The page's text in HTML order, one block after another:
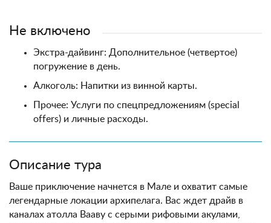
Не включено
Экстра-дайвинг: Дополнительное (четвертое)
погружение в день.
Алкоголь: Напитки из винной карты.
Прочее: Услуги по спецпредложениям (special
offers) и личные расходы.
Описание тура
Ваше приключение начнется в Мале и охватит самые
легендарные локации архипелага. Вас ждет драйв в
каналах атолла Вааву с серыми рифовыми акулами,